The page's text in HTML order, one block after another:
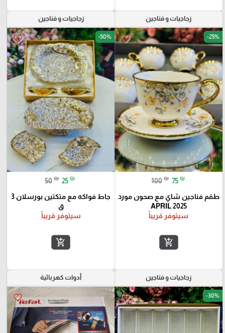
زجاجيات و فناجين
favorite_border -25%
100 ₪ 75 ₪
طقم فناجين شاي مع صحون مورد
APRIL 2025
سيتوفر قريباً
add_shopping_cart
زجاجيات و فناجين
favorite_border -50%
50 ₪ 25 ₪
جاط فواكه مع متكتين بورسلان 3
ق
سيتوفر قريباً
add_shopping_cart
زجاجيات و فناجين
favorite_border -30%
أدوات كهربائية
favorite_border